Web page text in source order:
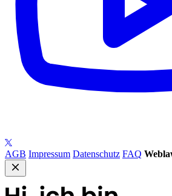
AGB Impressum Datenschutz FAQ